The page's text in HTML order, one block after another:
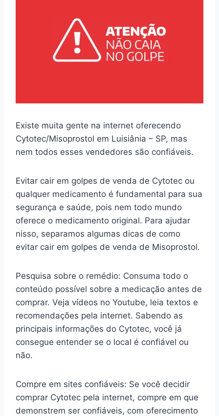
Existe muita gente na internet oferecendo
Cytotec/Misoprostol em Luisiânia – SP, mas
nem todos esses vendedores são confiáveis.
Evitar cair em golpes de venda de Cytotec ou
qualquer medicamento é fundamental para sua
segurança e saúde, pois nem todo mundo
oferece o medicamento original. Para ajudar
nisso, separamos algumas dicas de como
evitar cair em golpes de venda de Misoprostol.
Pesquisa sobre o remédio: Consuma todo o
conteúdo possível sobre a medicação antes de
comprar. Veja vídeos no Youtube, leia textos e
recomendações pela internet. Sabendo as
principais informações do Cytotec, você já
consegue entender se o local é confiável ou
não.
Compre em sites confiáveis: Se você decidir
comprar Cytotec pela internet, compre em que
demonstrem ser confiáveis, com oferecimento